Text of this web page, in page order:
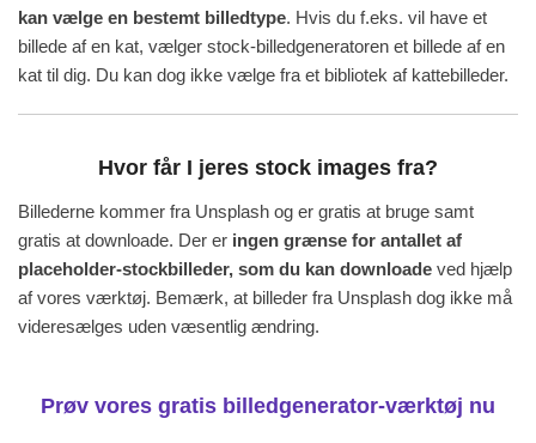
kan vælge en bestemt billedtype. Hvis du f.eks. vil have et
billede af en kat, vælger stock-billedgeneratoren et billede af en
kat til dig. Du kan dog ikke vælge fra et bibliotek af kattebilleder.
Hvor får I jeres stock images fra?
Billederne kommer fra Unsplash og er gratis at bruge samt
gratis at downloade. Der er ingen grænse for antallet af
placeholder-stockbilleder, som du kan downloade ved hjælp
af vores værktøj. Bemærk, at billeder fra Unsplash dog ikke må
videresælges uden væsentlig ændring.
Prøv vores gratis billedgenerator-værktøj nu